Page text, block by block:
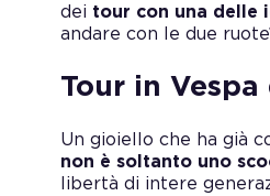
dei tour con una delle
andare con le due
Tour in
Un gioiello che ha già
non è soltanto uno
libertà di intere